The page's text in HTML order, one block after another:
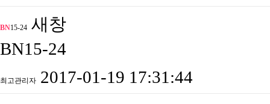
BN15-24 새창
BN15-24
최고관리자 2017-01-19 17:31:44